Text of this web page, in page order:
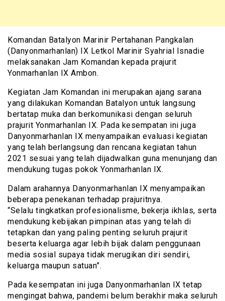
Komandan Batalyon Marinir Pertahanan Pangkalan
(Danyonmarhanlan) IX Letkol Marinir Syahrial Isnadie
melaksanakan Jam Komandan kepada prajurit
Yonmarhanlan IX Ambon.
Kegiatan Jam Komandan ini merupakan ajang sarana
yang dilakukan Komandan Batalyon untuk langsung
bertatap muka dan berkomunikasi dengan seluruh
prajurit Yonmarhanlan IX. Pada kesempatan ini juga
Danyonmarhanlan IX menyampaikan evaluasi kegiatan
yang telah berlangsung dan rencana kegiatan tahun
2021 sesuai yang telah dijadwalkan guna menunjang dan
mendukung tugas pokok Yonmarhanlan IX.
Dalam arahannya Danyonmarhanlan IX menyampaikan
beberapa penekanan terhadap prajuritnya.
“Selalu tingkatkan profesionalisme, bekerja ikhlas, serta
mendukung kebijakan pimpinan atas yang telah di
tetapkan dan yang paling penting seluruh prajurit
beserta keluarga agar lebih bijak dalam penggunaan
media sosial supaya tidak merugikan diri sendiri,
keluarga maupun satuan”.
Pada kesempatan ini juga Danyonmarhanlan IX tetap
mengingat bahwa, pandemi belum berakhir maka seluruh